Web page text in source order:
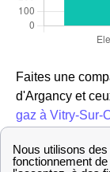
Faites une
d'Argancy et
gaz à Vitry-Sur-
Argancy